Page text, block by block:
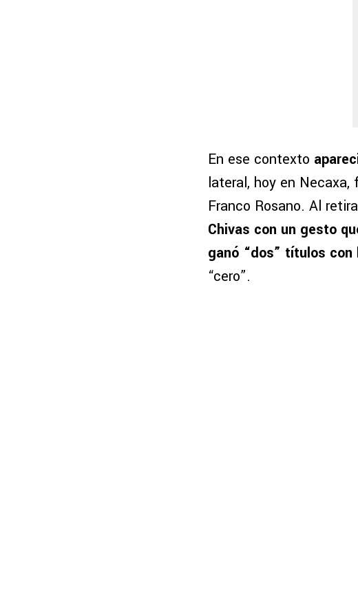
En ese contexto
lateral, hoy en
Franco Rosano. Al
Chivas con un gesto
ganó “dos” títulos
“cero”.